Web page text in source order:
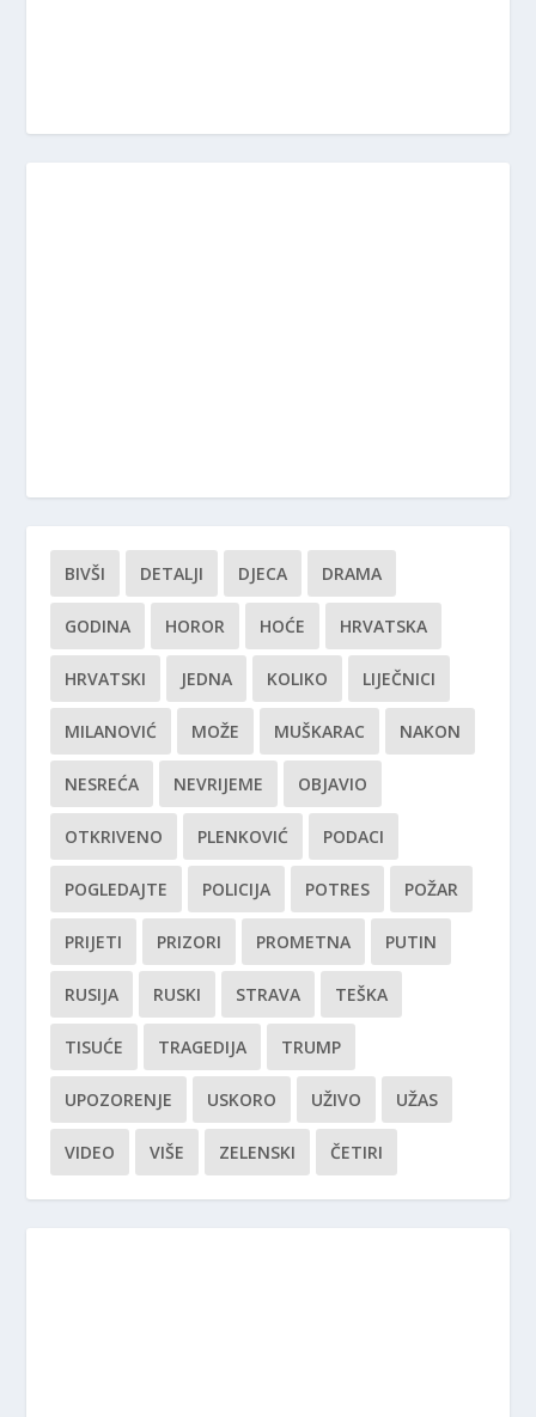
BIVŠI DETALJI DJECA DRAMA
GODINA HOROR HOĆE HRVATSKA
HRVATSKI JEDNA KOLIKO LIJEČNICI
MILANOVIĆ MOŽE MUŠKARAC NAKON
NESREĆA NEVRIJEME OBJAVIO
OTKRIVENO PLENKOVIĆ PODACI
POGLEDAJTE POLICIJA POTRES POŽAR
PRIJETI PRIZORI PROMETNA PUTIN
RUSIJA RUSKI STRAVA TEŠKA
TISUĆE TRAGEDIJA TRUMP
UPOZORENJE USKORO UŽIVO UŽAS
VIDEO VIŠE ZELENSKI ČETIRI